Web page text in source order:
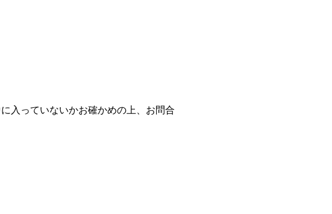
入っていないかお確かめの上、お問合